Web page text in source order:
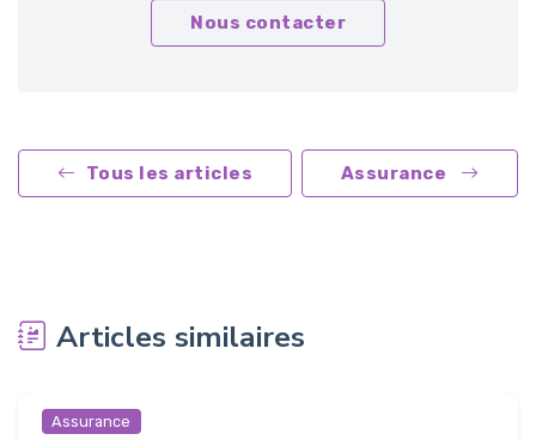
Nous contacter
Tous les articles Assurance
Articles similaires
Assurance